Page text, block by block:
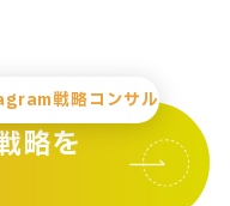
戦略コンサル
略を